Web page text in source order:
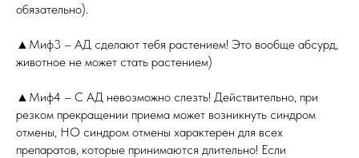
обязательно).
▲Миф3 – АД сделают тебя растением! Это вообще абсурд,
животное не может стать растением)
▲Миф4 – С АД невозможно слезть! Действительно, при
резком прекращении приема может возникнуть синдром
отмены, НО синдром отмены характерен для всех
препаратов, которые принимаются длительно! Если